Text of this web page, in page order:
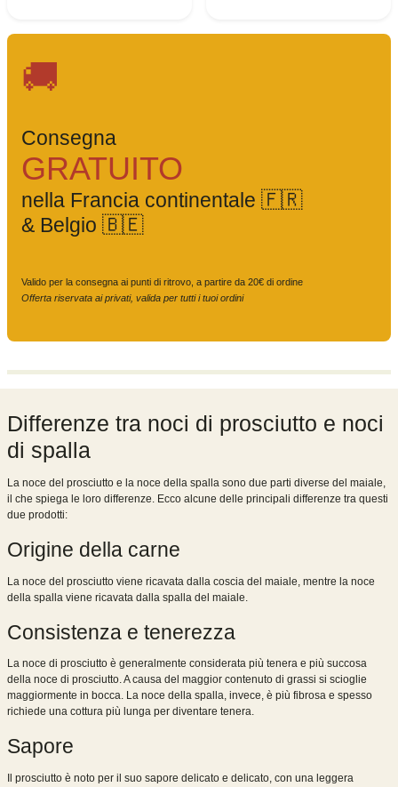
🚚
Consegna
GRATUITO
nella Francia continentale 🇫🇷
& Belgio 🇧🇪
Valido per la consegna ai punti di ritrovo, a partire da 20€ di ordine
Offerta riservata ai privati, valida per tutti i tuoi ordini
Differenze tra noci di prosciutto e noci
di spalla
La noce del prosciutto e la noce della spalla sono due parti diverse del maiale,
il che spiega le loro differenze. Ecco alcune delle principali differenze tra questi
due prodotti:
Origine della carne
La noce del prosciutto viene ricavata dalla coscia del maiale, mentre la noce
della spalla viene ricavata dalla spalla del maiale.
Consistenza e tenerezza
La noce di prosciutto è generalmente considerata più tenera e più succosa
della noce di prosciutto. A causa del maggior contenuto di grassi si scioglie
maggiormente in bocca. La noce della spalla, invece, è più fibrosa e spesso
richiede una cottura più lunga per diventare tenera.
Sapore
Il prosciutto è noto per il suo sapore delicato e delicato, con una leggera